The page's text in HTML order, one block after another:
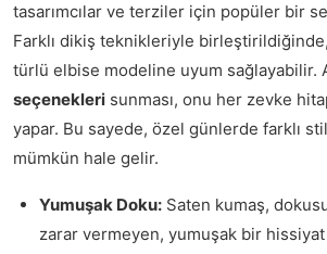
tasarımcılar ve terziler için popüler bir
Farklı dikiş teknikleriyle
türlü elbise modeline uyum sağlayabilir.
seçenekleri sunması, onu her zevke
yapar. Bu sayede, özel günlerde farklı
mümkün hale gelir.
Yumuşak Doku: Saten kumaş,
zarar vermeyen, yumuşak bir hissiyat